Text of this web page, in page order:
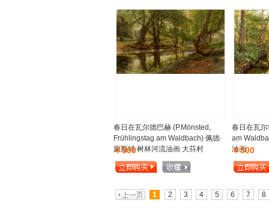
春日在瓦尔德巴赫 (P.Mönsted,
Frühlingstag am Waldbach) 佩德·
蒙斯特 树林河流油画 大芬村
￥500
春日在瓦
am
油画
￥500
1 2 3 4 5 6 7 8